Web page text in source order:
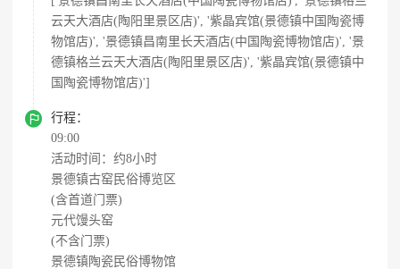
云天大酒店(陶阳里景区店)', '紫晶宾馆(景德镇中国陶瓷博
物馆店)', '景德镇昌南里长天酒店(中国陶瓷博物馆店)', '景
德镇格兰云天大酒店(陶阳里景区店)', '紫晶宾馆(景德镇中
国陶瓷博物馆店)']

行程：
09:00
活动时间：约8小时
景德镇古窑民俗博览区
(含首道门票)
元代馒头窑
(不含门票)
景德镇陶瓷民俗博物馆